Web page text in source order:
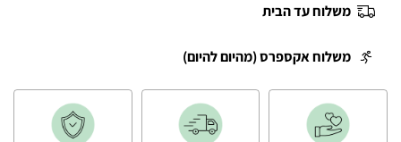
משלוח עד הבית
משלוח אקספרס (מהיום להיום)